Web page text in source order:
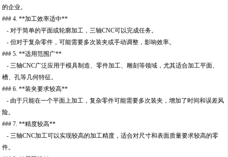
的企业。
### 4. **加工效率适中**
- 对于简单的平面或轮廓加工，三轴CNC可以完成任务。
- 但对于复杂零件，可能需要多次装夹或手动调整，影响效率。
### 5. **适用范围广**
- 三轴CNC广泛应用于模具制造、零件加工、雕刻等领域，尤其适合加工平面、
槽、孔等几何特征。
### 6. **装夹要求较高**
- 由于只能在一个平面上加工，复杂零件可能需要多次装夹，增加了时间和误差风
险。
### 7. **精度较高**
- 三轴CNC加工可以实现较高的加工精度，适合对尺寸和表面质量要求较高的零
件。